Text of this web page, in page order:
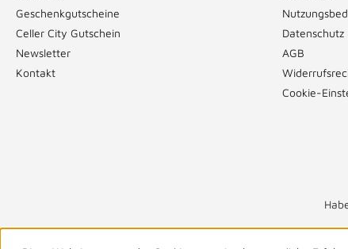
Geschenkgutscheine
Celler City Gutschein
Newsletter
Kontakt
Datenschutz
AGB
Cookie-